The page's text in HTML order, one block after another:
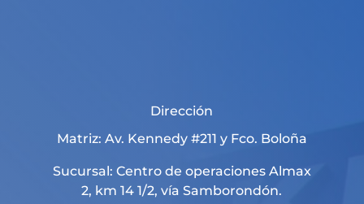
Dirección
Matriz: Av. Kennedy #211 y Fco. Boloña
Sucursal: Centro de operaciones Almax
2, km 14 1/2, vía Samborondón.